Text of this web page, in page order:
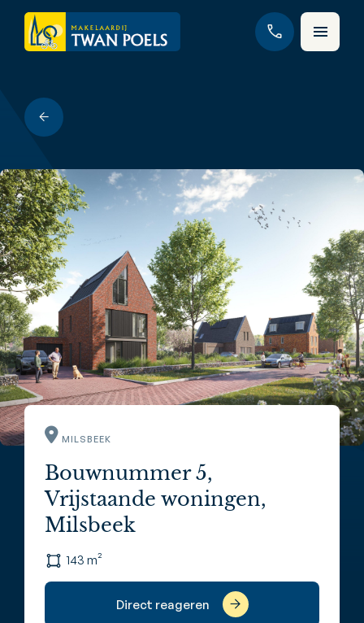
MILSBEEK
Bouwnummer 5,
Vrijstaande woningen,
Milsbeek
143 m²
Direct reageren